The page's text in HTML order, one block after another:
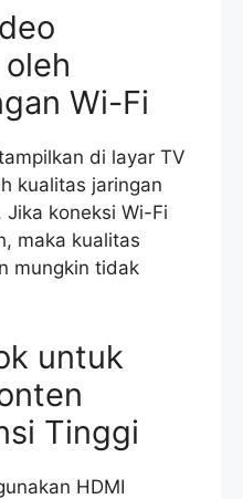
Wi-Fi
di layar TV
kualitas jaringan
koneksi Wi-Fi
maka kualitas
mungkin tidak
untuk
Tinggi
HDMI